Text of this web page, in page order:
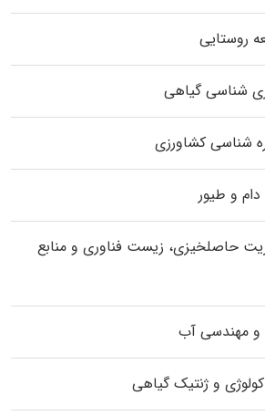
روستایی
شناسی گیاهی
شناسی کشاورزی
و طیور
حاصلخیزی، زیست فناوری و منابع
و مهندسی آب
و ژنتیک گیاهی